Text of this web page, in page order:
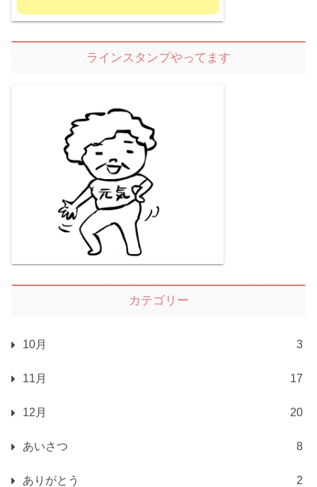
ラインスタンプやってます
カテゴリー
10月 3
11月 17
12月 20
あいさつ 8
ありがとう 2